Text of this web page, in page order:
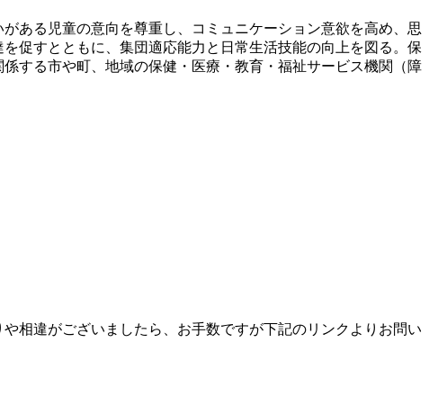
ある児童の意向を尊重し、コミュニケーション意欲を高め、思
促すとともに、集団適応能力と日常生活技能の向上を図る。保
する市や町、地域の保健・医療・教育・福祉サービス機関（障
相違がございましたら、お手数ですが下記のリンクよりお問い